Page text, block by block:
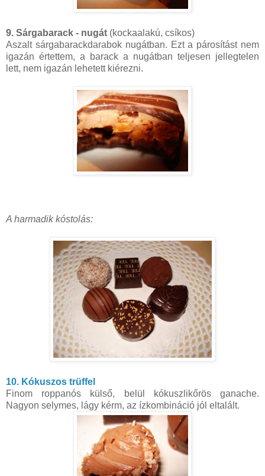
9. Sárgabarack - nugát (kockaalakú, csíkos)
Aszalt sárgabarackdarabok nugátban. Ezt a párosítást nem
igazán értettem, a barack a nugátban teljesen jellegtelen
lett, nem igazán lehetett kiérezni.
A harmadik kóstolás:
10. Kókuszos trüffel
Finom roppanós külső, belül kókuszlikőrös ganache.
Nagyon selymes, lágy kérm, az ízkombináció jól eltalált.